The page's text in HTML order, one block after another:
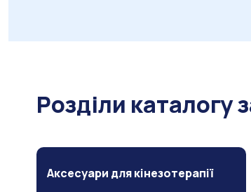
Розділи
Аксесуари для кінезотерапії